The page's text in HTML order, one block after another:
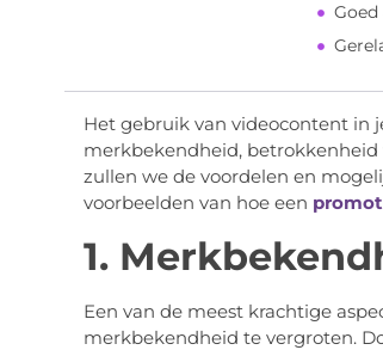
Het gebruik van videocontent in
merkbekendheid,
zullen we de voordelen en
voorbeelden van hoe een
1.
Een van de meest krachtige
merkbekendheid te vergroten.